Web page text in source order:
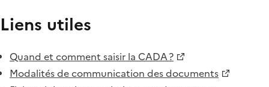
Liens utiles
Quand et comment saisir la CADA ?
Modalités de communication des documents